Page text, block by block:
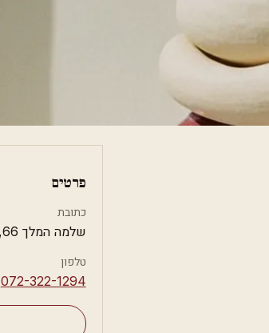
פרטים
כתובת
שלמה המלך 66, תל אביב
טלפון
⁦072-322-1294⁩